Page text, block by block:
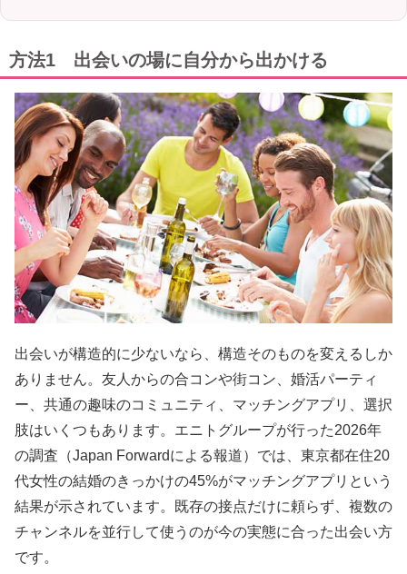
方法1 出会いの場に自分から出かける
出会いが構造的に少ないなら、構造そのものを変えるしか
ありません。友人からの合コンや街コン、婚活パーティ
ー、共通の趣味のコミュニティ、マッチングアプリ、選択
肢はいくつもあります。エニトグループが行った2026年
の調査（Japan Forwardによる報道）では、東京都在住20
代女性の結婚のきっかけの45%がマッチングアプリという
結果が示されています。既存の接点だけに頼らず、複数の
チャンネルを並行して使うのが今の実態に合った出会い方
です。